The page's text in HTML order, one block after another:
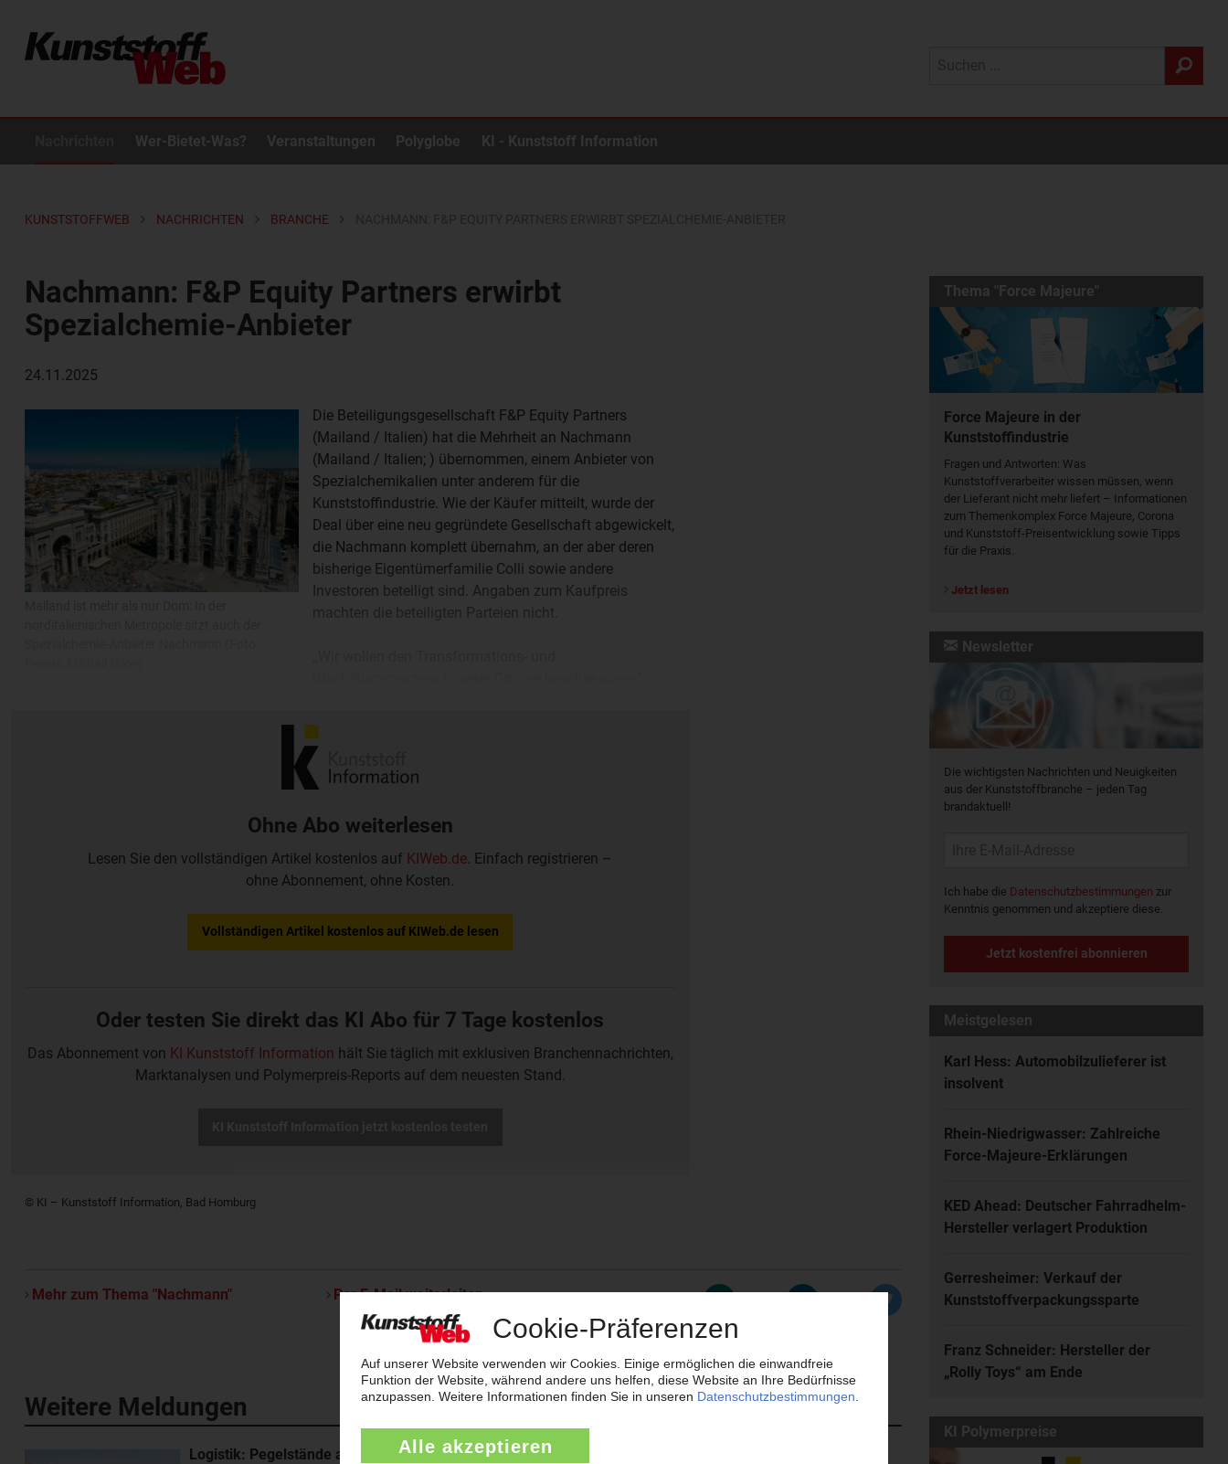
Wer-Bietet-Was? Veranstaltungen Polyglobe KI - Kunststoff Information
KUNSTSTOFFWEB NACHRICHTEN BRANCHE
Nachmann: F&P Equity Partners erwirbt
Spezialchemie-Anbieter
24.11.2025
Die Beteiligungsgesellschaft F&P Equity Partners
(Mailand / Italien) hat die Mehrheit an Nachmann
(Mailand / Italien; ) übernommen, einem Anbieter von
Spezialchemikalien unter anderem für die
Kunststoffindustrie. Wie der Käufer mitteilt, wurde der
Deal über eine neu gegründete Gesellschaft abgewickelt,
die Nachmann komplett übernahm, an der aber deren
bisherige Eigentümerfamilie Colli sowie andere
Investoren beteiligt sind. Angaben zum Kaufpreis
machten die beteiligten Parteien nicht.
Ohne Abo weiterlesen
Lesen Sie den vollständigen Artikel kostenlos auf KIWeb.de. Einfach registrieren –
ohne Abonnement, ohne Kosten.
Vollständigen Artikel kostenlos auf KIWeb.de lesen
Oder testen Sie direkt das KI Abo für 7 Tage kostenlos
Das Abonnement von KI Kunststoff Information hält Sie täglich mit exklusiven Branchennachrichten,
Marktanalysen und Polymerpreis-Reports auf dem neuesten Stand.
© KI – Kunststoff Information, Bad Homburg
Mehr zum Thema "Nachmann" Per E-Mail weiterleiten
Weitere Meldungen
Logistik: Pegelstände am Rhein erreichen neues Rekordtief
Thema "Force Majeure"
Force Majeure in der
Kunststoffindustrie
Fragen und Antworten: Was
Kunst­stoff­verarbeiter wissen müssen, wenn
der Lieferant nicht mehr liefert – Informationen
zum Themenkomplex Force Majeure, Corona
und Kunststoff-Preisentwicklung sowie Tipps
für die Praxis.
Jetzt lesen
Newsletter
Die wichtigsten Nachrichten und Neuigkeiten
aus der Kunststoffbranche – jeden Tag
brandaktuell!
Ich habe die Datenschutzbestimmungen zur
Kenntnis genommen und akzeptiere diese.
Jetzt kostenfrei abonnieren
Meistgelesen
Karl Hess: Automobilzulieferer ist
insolvent
Rhein-Niedrigwasser: Zahlreiche
Force-Majeure-Erklärungen
KED Ahead: Deutscher Fahrradhelm-
Hersteller verlagert Produktion
Gerresheimer: Verkauf der
Kunststoffverpackungssparte
Franz Schneider: Hersteller der
„Rolly Toys“ am Ende
KI Polymerpreise